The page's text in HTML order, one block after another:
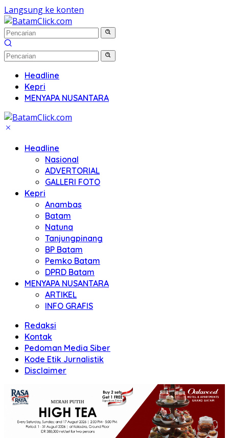
Langsung ke konten
Headline
Kepri
MENYAPA NUSANTARA
Headline
Nasional
ADVERTORIAL
GALLERI FOTO
Kepri
Anambas
Batam
Natuna
Tanjungpinang
BP Batam
Pemko Batam
DPRD Batam
MENYAPA NUSANTARA
ARTIKEL
INFO GRAFIS
Redaksi
Kontak
Pedoman Media Siber
Kode Etik Jurnalistik
Disclaimer